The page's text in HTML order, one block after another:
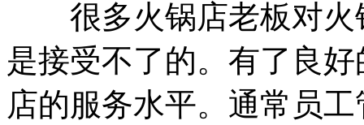
很多火锅店老板对火锅
是接受不了的。有了良
店的服务水平。通常员